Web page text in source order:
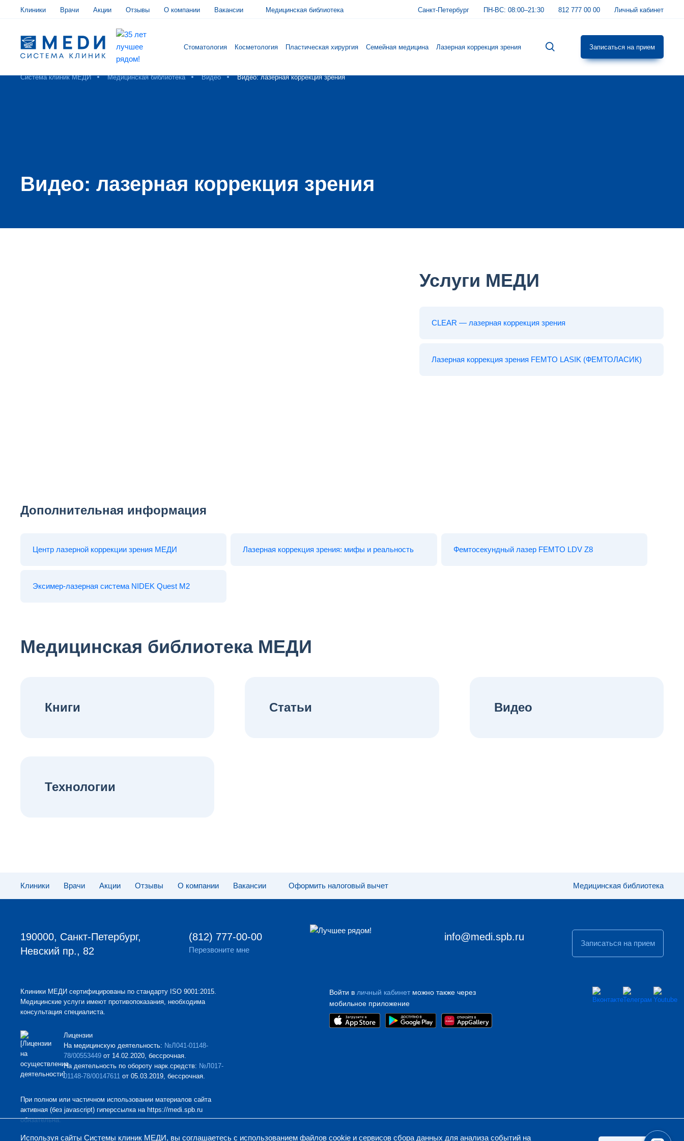
Клиники Врачи Акции Отзывы О компании Вакансии Медицинская библиотека Санкт-Петербург ПН-ВС: 08:00–21:30 812 777 00 00 Личный кабинет
Стоматология Косметология Пластическая хирургия Семейная медицина Лазерная коррекция зрения Записаться на прием
Система клиник МЕДИ Медицинская библиотека Видео Видео: лазерная коррекция зрения
Видео: лазерная коррекция зрения
Услуги МЕДИ
CLEAR — лазерная коррекция зрения
Лазерная коррекция зрения FEMTO LASIK (ФЕМТОЛАСИК)
Дополнительная информация
Центр лазерной коррекции зрения МЕДИ Лазерная коррекция зрения: мифы и реальность Фемтосекундный лазер FEMTO LDV Z8
Эксимер-лазерная система NIDEK Quest M2
Медицинская библиотека МЕДИ
Книги Статьи Видео
Технологии
Используя сайты Системы клиник МЕДИ, вы соглашаетесь с использованием файлов cookie и сервисов сбора данных для анализа событий на
Клиники Врачи Акции Отзывы О компании Вакансии Оформить налоговый вычет Медицинская библиотека
190000, Санкт-Петербург,
Невский пр., 82
(812) 777-00-00
Перезвоните мне
info@medi.spb.ru
Записаться на прием
Клиники МЕДИ сертифицированы по стандарту ISO 9001:2015.
Медицинские услуги имеют противопоказания, необходима
консультация специалиста.
Лицензии
На медицинскую деятельность: №Л041-01148-
78/00553449 от 14.02.2020, бессрочная.
На деятельность по обороту нарк.средств: №Л017-
01148-78/00147611 от 05.03.2019, бессрочная.
При полном или частичном использовании материалов сайта
активная (без javascript) гиперссылка на https://medi.spb.ru
обязательна.
Войти в личный кабинет можно также через
мобильное приложение